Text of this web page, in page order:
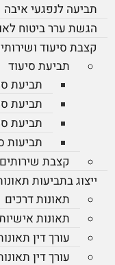
תביעה לנפגעי איבה
הגשת ערר ביטוח
קצבת סיעוד
תביעת סיעוד
תביעת
תביעת
תביעת
תביעות
קצבת
ייצוג בתביעות
תאונות דרכים
תאונות
עורך דין
עורך דין